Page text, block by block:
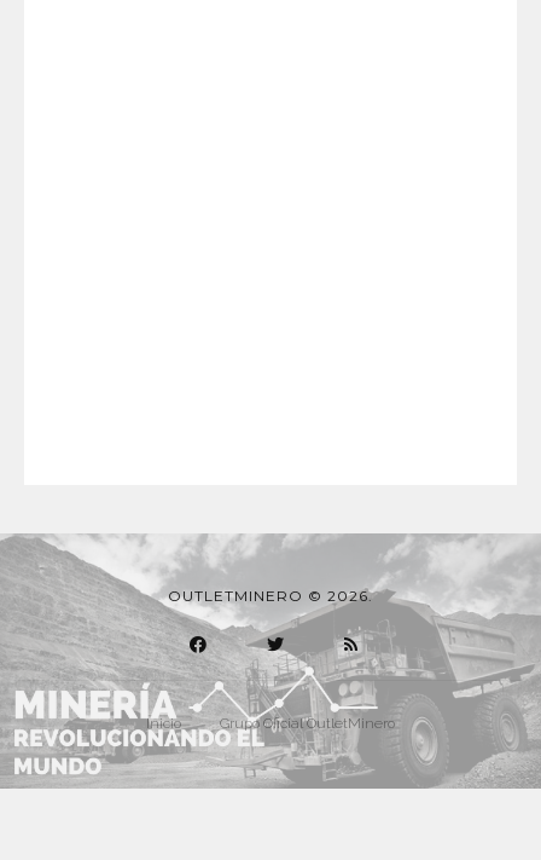
OUTLETMINERO © 2026.
Inicio Grupo Oficial OutletMinero